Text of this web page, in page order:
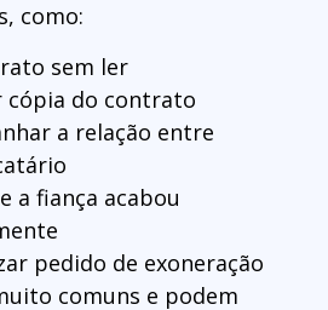
como:
sem ler
cópia do contrato
a relação entre
a fiança acabou
pedido de exoneração
comuns e podem